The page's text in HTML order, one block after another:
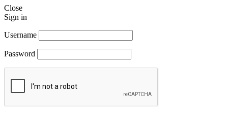
Close
Sign in
Username
Password